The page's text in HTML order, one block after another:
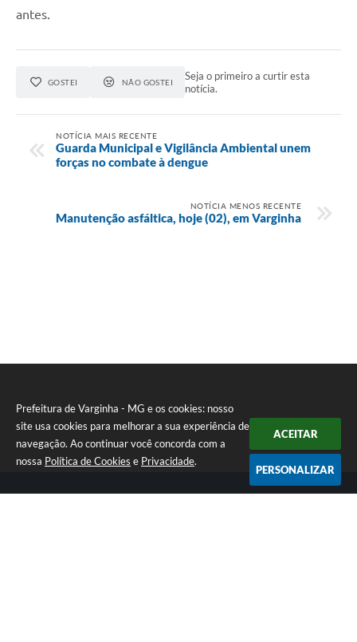
Prefeitura de Varginha - MG e os cookies: nosso
site usa cookies para melhorar a sua experiência de
navegação. Ao continuar você concorda com a
nossa Política de Cookies e Privacidade.
ACEITAR
PERSONALIZAR
antes.
GOSTEI NÃO GOSTEI
Seja o primeiro a curtir esta
notícia.
NOTÍCIA MAIS RECENTE
Guarda Municipal e Vigilância Ambiental unem
forças no combate à dengue
NOTÍCIA MENOS RECENTE
Manutenção asfáltica, hoje (02), em Varginha